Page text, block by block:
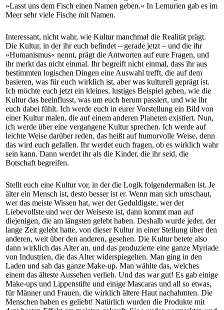
»Lasst uns dem Fisch einen Namen geben.« In Lemurien gab es im
Meer sehr viele Fische mit Namen.
Interessant, nicht wahr, wie Kultur manchmal die Realität prägt.
Die Kultur, in der ihr euch befindet – gerade jetzt – und die ihr
»Humanismus« nennt, prägt die Antworten auf eure Fragen, und
ihr merkt das nicht einmal. Ihr begreift nicht einmal, dass ihr aus
bestimmten logischen Dingen eine Auswahl trefft, die auf dem
basieren, was für euch wirklich ist, aber was kulturell geprägt ist.
Ich möchte euch jetzt ein kleines, lustiges Beispiel geben, wie die
Kultur das beeinflusst, was um euch herum passiert, und wie ihr
euch dabei fühlt. Ich werde euch in eurer Vorstellung ein Bild von
einer Kultur malen, die auf einem anderen Planeten existiert. Nun,
ich werde über eine vergangene Kultur sprechen. Ich werde auf
leichte Weise darüber reden, das heißt auf humorvolle Weise, denn
das wird euch gefallen. Ihr werdet euch fragen, ob es wirklich wahr
sein kann. Dann werdet ihr als die Kinder, die ihr seid, die
Botschaft begreifen.
Stellt euch eine Kultur vor, in der die Logik folgendermaßen ist. Je
älter ein Mensch ist, desto besser ist er. Wenn man sich umschaut,
wer das meiste Wissen hat, wer der Geduldigste, wer der
Liebevollste und wer der Weiseste ist, dann kommt man auf
diejenigen, die am längsten gelebt haben. Deshalb wurde jeder, der
lange Zeit gelebt hatte, von dieser Kultur in einer Stellung über den
anderen, weit über den anderen, gesehen. Die Kultur betete also
dann wirklich das Alter an, und das produzierte eine ganze Myriade
von Industrien, die das Alter widerspiegelten. Man ging in den
Laden und sah das ganze Make-up. Man wählte das, welches
einem das älteste Aussehen verlieh. Und das war gut! Es gab einige
Make-ups und Lippenstifte und einige Mascaras und all so etwas,
für Männer und Frauen, die wirklich ältere Haut nachahmten. Die
Menschen haben es geliebt! Natürlich wurden die Produkte mit